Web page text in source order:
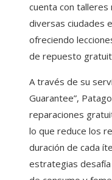
cuenta con
diversas ciudades
ofreciendo
de repuesto
A través de su
Guarantee”,
reparaciones
lo que reduce los
duración de cada
estrategias